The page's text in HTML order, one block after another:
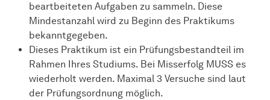
beartbeiteten Aufgaben zu sammeln. Diese
Mindestanzahl wird zu Beginn des Praktikums
bekanntgegeben.
Dieses Praktikum ist ein Prüfungsbestandteil im
Rahmen Ihres Studiums. Bei Misserfolg MUSS es
wiederholt werden. Maximal 3 Versuche sind laut
der Prüfungsordnung möglich.